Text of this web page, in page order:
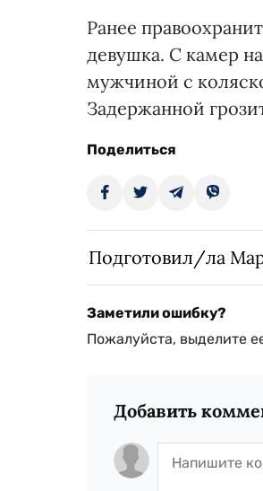
Ранее
девушка. С камер
мужчиной с
Задержанной
Поделиться
Подготовил/ла
Заметили ошибку?
Пожалуйста, выделите
Добавить